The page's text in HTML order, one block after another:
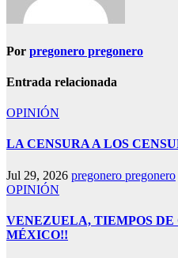
Por pregonero pregonero
Entrada relacionada
OPINIÓN
LA CENSURA A LOS
Jul 29, 2026 pregonero pregonero
OPINIÓN
VENEZUELA, TIEMPOS DE
MÉXICO!!